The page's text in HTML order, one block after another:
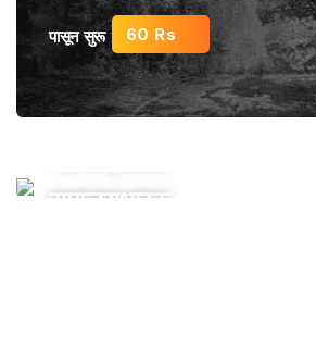
पासून सुरू 60 Rs
समाजसुधारक